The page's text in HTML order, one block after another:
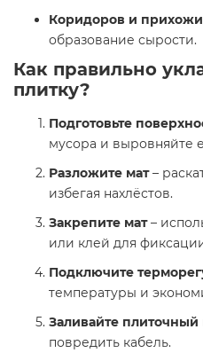
Коридоров и
образование сырости.
Как правильно
плитку?
Подготовьте
мусора и выровняйте
Разложите мат–
избегая нахлёстов.
Закрепите мат–
или клей для
Подключите
температуры и
Заливайте плиточный
повредить кабель.